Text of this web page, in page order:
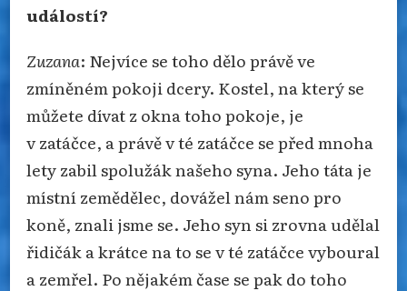
událostí?
Zuzana: Nejvíce se toho dělo právě ve
zmíněném pokoji dcery. Kostel, na který se
můžete dívat z okna toho pokoje, je
v zatáčce, a právě v té zatáčce se před mnoha
lety zabil spolužák našeho syna. Jeho táta je
místní zemědělec, dovážel nám seno pro
koně, znali jsme se. Jeho syn si zrovna udělal
řidičák a krátce na to se v té zatáčce vyboural
a zemřel. Po nějakém čase se pak do toho